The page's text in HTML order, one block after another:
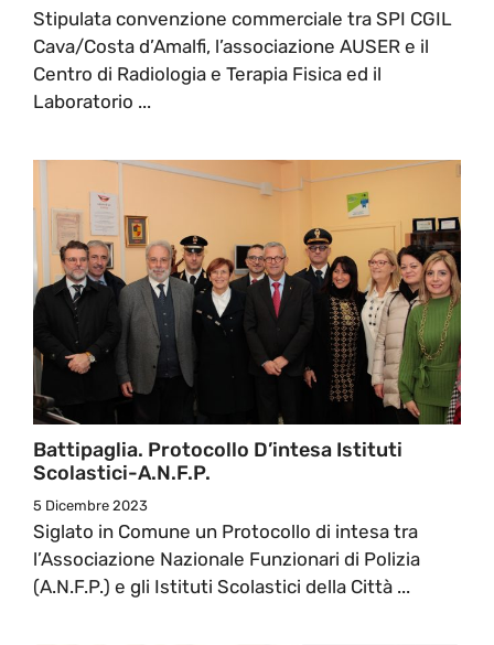
Stipulata convenzione commerciale tra SPI CGIL
Cava/Costa d’Amalfi, l’associazione AUSER e il
Centro di Radiologia e Terapia Fisica ed il
Laboratorio ...
Battipaglia. Protocollo D’intesa Istituti
Scolastici-A.N.F.P.
5 Dicembre 2023
Siglato in Comune un Protocollo di intesa tra
l’Associazione Nazionale Funzionari di Polizia
(A.N.F.P.) e gli Istituti Scolastici della Città ...